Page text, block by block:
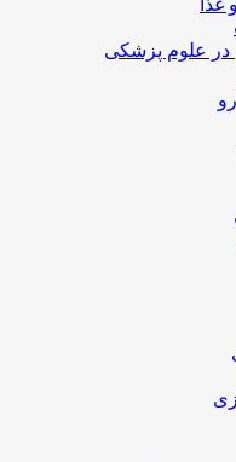
در علوم پزشکی